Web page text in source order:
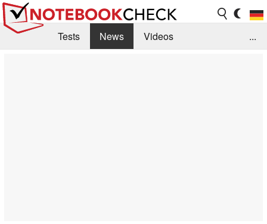
Tests News
Videos
...